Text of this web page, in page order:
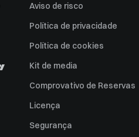
Aviso de risco
Política de privacidade
Política de cookies
Kit de media
Comprovativo de Reservas
Licença
Segurança